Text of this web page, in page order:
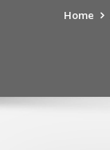
Home